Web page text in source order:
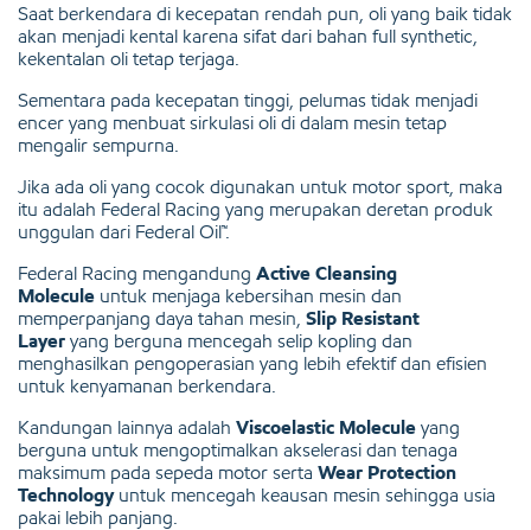
Saat berkendara di kecepatan rendah pun, oli yang baik tidak
akan menjadi kental karena sifat dari bahan full synthetic,
kekentalan oli tetap terjaga.
Sementara pada kecepatan tinggi, pelumas tidak menjadi
encer yang menbuat sirkulasi oli di dalam mesin tetap
mengalir sempurna.
Jika ada oli yang cocok digunakan untuk motor sport, maka
itu adalah Federal Racing yang merupakan deretan produk
unggulan dari Federal Oil™.
Federal Racing mengandung Active Cleansing
Molecule untuk menjaga kebersihan mesin dan
memperpanjang daya tahan mesin, Slip Resistant
Layer yang berguna mencegah selip kopling dan
menghasilkan pengoperasian yang lebih efektif dan efisien
untuk kenyamanan berkendara.
Kandungan lainnya adalah Viscoelastic Molecule yang
berguna untuk mengoptimalkan akselerasi dan tenaga
maksimum pada sepeda motor serta Wear Protection
Technologyuntuk mencegah keausan mesin sehingga usia
pakai lebih panjang.